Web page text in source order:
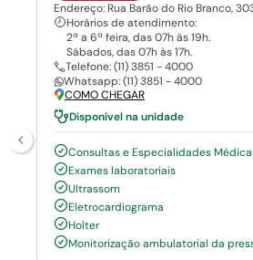
Endereço: Rua Barão do Rio Branco,
Horários de atendimento:
2ª a 6ª feira, das 07h às 19h.
Sábados, das 07h às 17h.
Telefone: (11) 3851 - 4000
Whatsapp: (11) 3851 - 4000
COMO CHEGAR
Disponível na unidade
Consultas e Especialidades
Exames laboratoriais
Ultrassom
Eletrocardiograma
Holter
Monitorização ambulatorial da